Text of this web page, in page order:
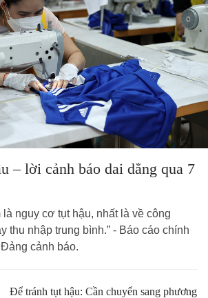
– lời cảnh báo dai dẳng qua 7
là nguy cơ tụt hậu, nhất là về công
thu nhập trung bình.” - Báo cáo chính
cảnh báo.
Để tránh tụt hậu: Cần chuyển sang phương